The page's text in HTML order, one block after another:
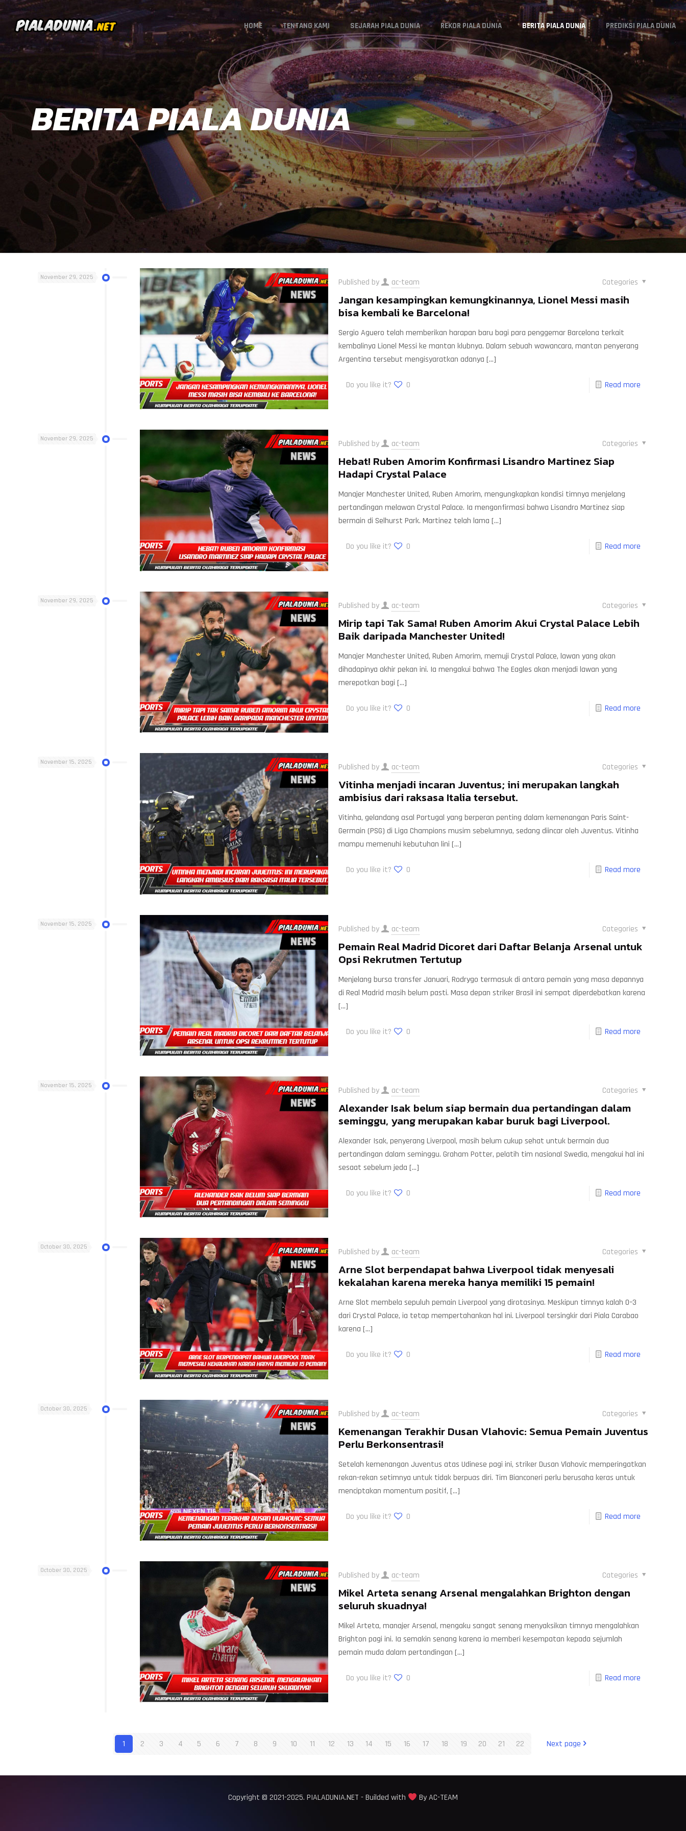
HOME TENTANG KAMI SEJARAH PIALA DUNIA REKOR PIALA DUNIA BERITA PIALA DUNIA PREDIKSI PIALA DUNIA
BERITA PIALA DUNIA
November 29, 2025 Published by ac-team Categories
Jangan kesampingkan kemungkinannya, Lionel Messi masih
bisa kembali ke Barcelona!
Sergio Aguero telah memberikan harapan baru bagi para penggemar Barcelona terkait
kembalinya Lionel Messi ke mantan klubnya. Dalam sebuah wawancara, mantan penyerang
Argentina tersebut mengisyaratkan adanya […]
Do you like it? 0 Read more
November 29, 2025 Published by ac-team Categories
Hebat! Ruben Amorim Konfirmasi Lisandro Martinez Siap
Hadapi Crystal Palace
Manajer Manchester United, Ruben Amorim, mengungkapkan kondisi timnya menjelang
pertandingan melawan Crystal Palace. Ia mengonfirmasi bahwa Lisandro Martinez siap
bermain di Selhurst Park. Martinez telah lama […]
Do you like it? 0 Read more
November 29, 2025 Published by ac-team Categories
Mirip tapi Tak Sama! Ruben Amorim Akui Crystal Palace Lebih
Baik daripada Manchester United!
Manajer Manchester United, Ruben Amorim, memuji Crystal Palace, lawan yang akan
dihadapinya akhir pekan ini. Ia mengakui bahwa The Eagles akan menjadi lawan yang
merepotkan bagi […]
Do you like it? 0 Read more
November 15, 2025 Published by ac-team Categories
Vitinha menjadi incaran Juventus; ini merupakan langkah
ambisius dari raksasa Italia tersebut.
Vitinha, gelandang asal Portugal yang berperan penting dalam kemenangan Paris Saint-
Germain (PSG) di Liga Champions musim sebelumnya, sedang diincar oleh Juventus. Vitinha
mampu memenuhi kebutuhan lini […]
Do you like it? 0 Read more
November 15, 2025 Published by ac-team Categories
Pemain Real Madrid Dicoret dari Daftar Belanja Arsenal untuk
Opsi Rekrutmen Tertutup
Menjelang bursa transfer Januari, Rodrygo termasuk di antara pemain yang masa depannya
di Real Madrid masih belum pasti. Masa depan striker Brasil ini sempat diperdebatkan karena
[…]
Do you like it? 0 Read more
November 15, 2025 Published by ac-team Categories
Alexander Isak belum siap bermain dua pertandingan dalam
seminggu, yang merupakan kabar buruk bagi Liverpool.
Alexander Isak, penyerang Liverpool, masih belum cukup sehat untuk bermain dua
pertandingan dalam seminggu. Graham Potter, pelatih tim nasional Swedia, mengakui hal ini
sesaat sebelum jeda […]
Do you like it? 0 Read more
October 30, 2025 Published by ac-team Categories
Arne Slot berpendapat bahwa Liverpool tidak menyesali
kekalahan karena mereka hanya memiliki 15 pemain!
Arne Slot membela sepuluh pemain Liverpool yang dirotasinya. Meskipun timnya kalah 0–3
dari Crystal Palace, ia tetap mempertahankan hal ini. Liverpool tersingkir dari Piala Carabao
karena […]
Do you like it? 0 Read more
October 30, 2025 Published by ac-team Categories
Kemenangan Terakhir Dusan Vlahovic: Semua Pemain Juventus
Perlu Berkonsentrasi!
Setelah kemenangan Juventus atas Udinese pagi ini, striker Dusan Vlahovic memperingatkan
rekan-rekan setimnya untuk tidak berpuas diri. Tim Bianconeri perlu berusaha keras untuk
menciptakan momentum positif, […]
Do you like it? 0 Read more
October 30, 2025 Published by ac-team Categories
Mikel Arteta senang Arsenal mengalahkan Brighton dengan
seluruh skuadnya!
Mikel Arteta, manajer Arsenal, mengaku sangat senang menyaksikan timnya mengalahkan
Brighton pagi ini. Ia semakin senang karena ia memberi kesempatan kepada sejumlah
pemain muda dalam pertandingan […]
Do you like it? 0 Read more
1 2 3 4 5 6 7 8 9 10 11 12 13 14 15 16 17 18 19 20 21 22 Next page
Copyright © 2021-2025. PIALADUNIA.NET - Builded with By AC-TEAM